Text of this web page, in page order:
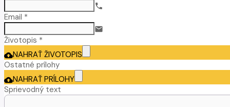
call
Email *
email
Životopis *
cloud_uploadNAHRAŤ ŽIVOTOPIS
Ostatné prílohy
cloud_uploadNAHRAŤ PRÍLOHY
Sprievodný text